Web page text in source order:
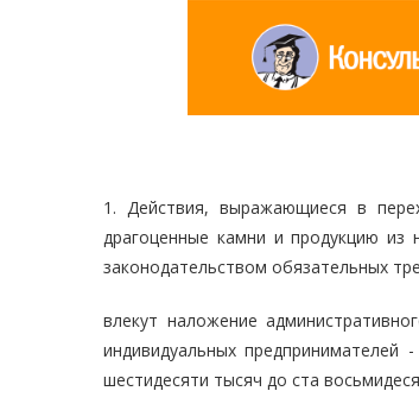
1. Действия, выражающиеся в
драгоценные камни и продукцию из
законодательством обязательных
влекут наложение
индивидуальных
шестидесяти тысяч до ста